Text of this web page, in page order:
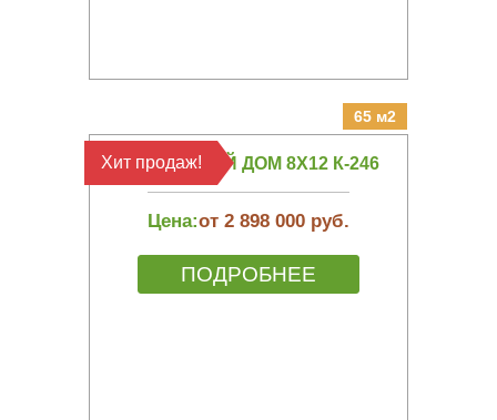
65 м2
КАРКАСНЫЙ ДОМ 8Х12 К-246
Цена:от 2 898 000 руб.
ПОДРОБНЕЕ
Хит продаж!